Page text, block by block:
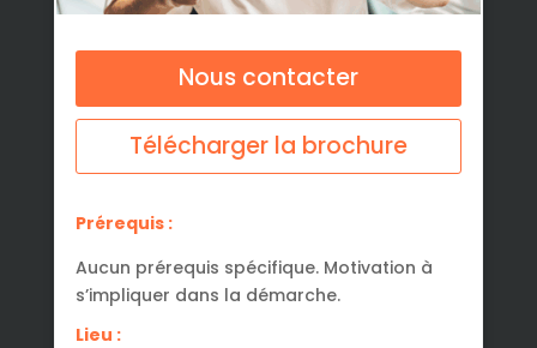
Nous contacter
Télécharger la brochure
Prérequis :
Aucun prérequis spécifique. Motivation à
s’impliquer dans la démarche.
Lieu :